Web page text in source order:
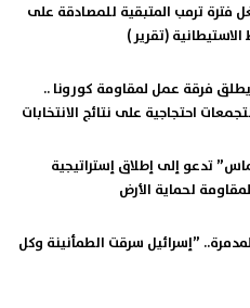
فترة ترمب المتبقية للمصادقة على
(تقرير )
يطلق فرقة عمل لمقاومة كورونا ..
احتجاجية على نتائج الانتخابات
تدعو إلى إطلاق إستراتيجية
لحماية الأرض
”إسرائيل سرقت الطمأنينة وكل